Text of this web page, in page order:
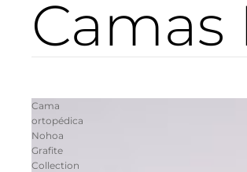
Cama
ortopédica
Nohoa
Grafite
Collection